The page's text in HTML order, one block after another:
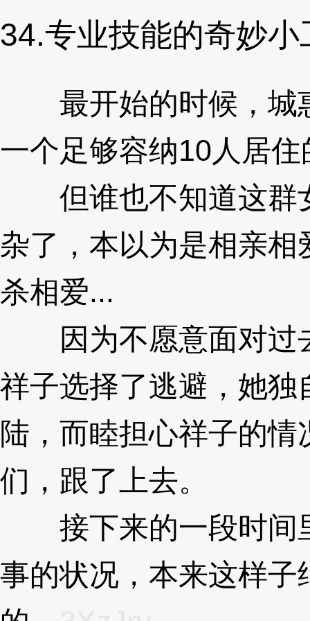
34.专业技能的奇妙小
最开始的时候，城
一个足够容纳10人居
但谁也不知道这群
杂了，本以为是相亲
杀相爱...
因为不愿意面对过
祥子选择了逃避，她独
陆，而睦担心祥子的
们，跟了上去。
接下来的一段时间
事的状况，本来这样